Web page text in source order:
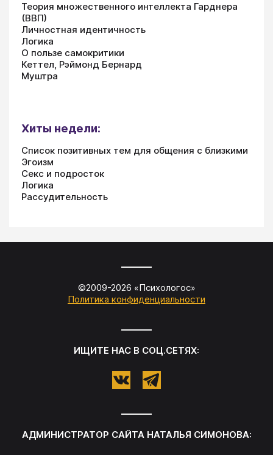
Теория множественного интеллекта Гарднера
(ВВП)
Личностная идентичность
Логика
О пользе самокритики
Кеттел, Рэймонд Бернард
Муштра
Хиты недели:
Список позитивных тем для общения с близкими
Эгоизм
Секс и подросток
Логика
Рассудительность
©2009-2026 «Психологос»
Политика конфиденциальности
ИЩИТЕ НАС В СОЦ.СЕТЯХ:
АДМИНИСТРАТОР САЙТА НАТАЛЬЯ СИМОНОВА: